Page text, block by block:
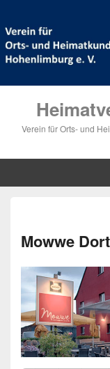
Verein für Orts- und
Mowwe